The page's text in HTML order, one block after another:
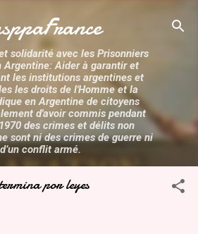
au contenu principal
solidarité avec les Prisonniers
Argentine: Aider à garantir et
les institutions argentines et
les droits de l'Homme et la
en Argentine de citoyens
d'avoir commis pendant
des crimes et délits non
sont ni des crimes de guerre ni
d’un conflit armé.
por leyes